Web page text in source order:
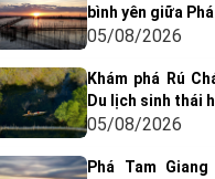
bình yên giữa
05/08/2026
Khám phá Rú
Du lịch sinh thái
05/08/2026
Phá Tam